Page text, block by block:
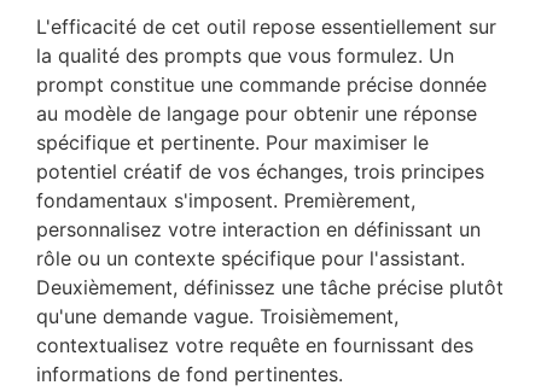
L'efficacité de cet outil repose essentiellement sur
la qualité des prompts que vous formulez. Un
prompt constitue une commande précise donnée
au modèle de langage pour obtenir une réponse
spécifique et pertinente. Pour maximiser le
potentiel créatif de vos échanges, trois principes
fondamentaux s'imposent. Premièrement,
personnalisez votre interaction en définissant un
rôle ou un contexte spécifique pour l'assistant.
Deuxièmement, définissez une tâche précise plutôt
qu'une demande vague. Troisièmement,
contextualisez votre requête en fournissant des
informations de fond pertinentes.